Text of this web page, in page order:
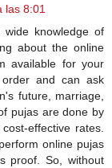
las 8:01
knowledge of
about the online
available for your
and can ask
future, marriage,
pujas are done by
effective rates.
online pujas
proof. So, without